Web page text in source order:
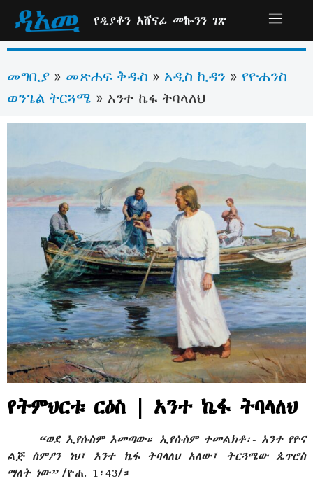
የዲያቆን አሸናፊ መኰንን ገጽ
መግቢያ » መጽሐፍ ቅዱስ » አዲስ ኪዳን » የዮሐንስ
ወንጌል ትርጓሜ » አንተ ኬፋ ትባላለህ
የትምህርቱ ርዕስ | አንተ ኬፋ ትባላለህ
“ወደ ኢየሱስም አመጣው። ኢየሱስም ተመልክቶ፡- አንተ የዮና
ልጅ ስምዖን ነህ፤ አንተ ኬፋ ትባላለህ አለው፤ ትርጓሜው ጴጥሮስ
ማለት ነው” /ዮሐ. 1፡43/።